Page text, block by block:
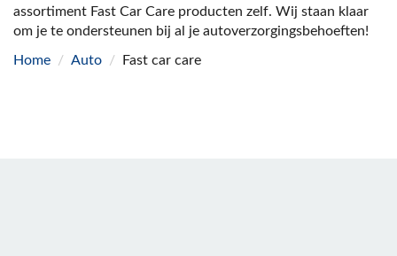
assortiment Fast Car Care producten zelf. Wij staan klaar
om je te ondersteunen bij al je autoverzorgingsbehoeften!
Home / Auto / Fast car care